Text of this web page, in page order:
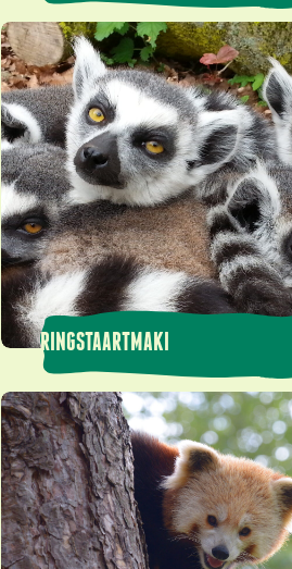
RINGSTAARTMAKI
Ringstaartmaki
Rode panda